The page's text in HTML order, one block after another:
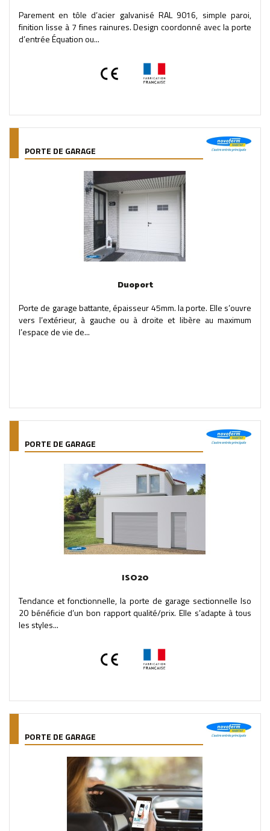
Parement en tôle d’acier galvanisé RAL 9016, simple paroi,
finition lisse à 7 fines rainures. Design coordonné avec la porte
d’entrée Équation ou...
PORTE DE GARAGE
Duoport
Porte de garage battante, épaisseur 45mm. la porte. Elle s’ouvre
vers l’extérieur, à gauche ou à droite et libère au maximum
l’espace de vie de...
PORTE DE GARAGE
ISO20
Tendance et fonctionnelle, la porte de garage sectionnelle Iso
20 bénéficie d’un bon rapport qualité/prix. Elle s’adapte à tous
les styles...
PORTE DE GARAGE